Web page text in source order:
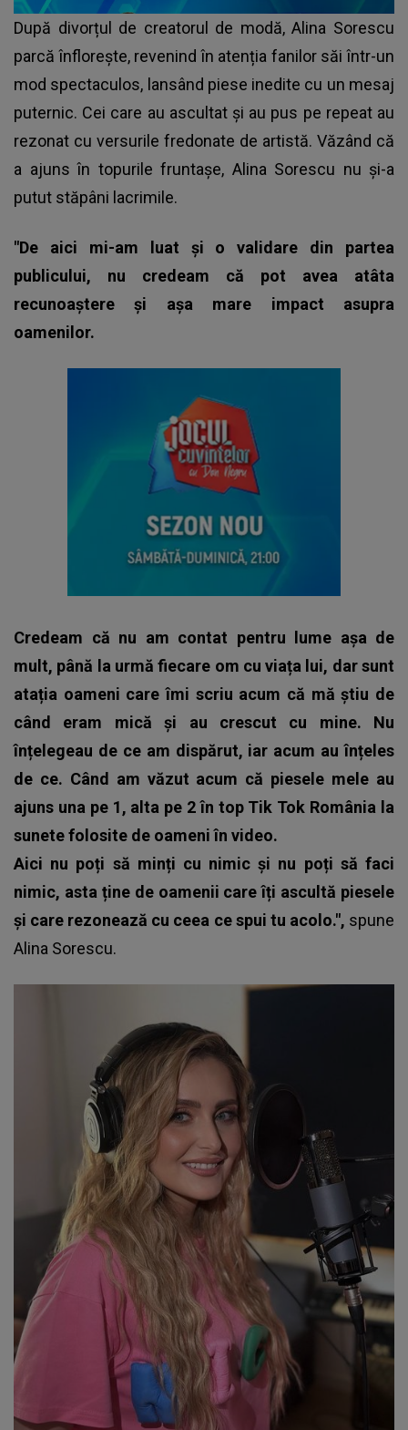
După divorțul de creatorul de modă, Alina Sorescu
parcă înflorește, revenind în atenția fanilor săi într-un
mod spectaculos, lansând piese inedite cu un mesaj
puternic. Cei care au ascultat și au pus pe repeat au
rezonat cu versurile fredonate de artistă. Văzând că
a ajuns în topurile fruntașe, Alina Sorescu nu și-a
putut stăpâni lacrimile.
"De aici mi-am luat și o validare din partea
publicului, nu credeam că pot avea atâta
recunoaștere și așa mare impact asupra
oamenilor.
Credeam că nu am contat pentru lume așa de
mult, până la urmă fiecare om cu viața lui, dar sunt
atația oameni care îmi scriu acum că mă știu de
când eram mică și au crescut cu mine. Nu
înțelegeau de ce am dispărut, iar acum au înțeles
de ce. Când am văzut acum că piesele mele au
ajuns una pe 1, alta pe 2 în top Tik Tok România la
sunete folosite de oameni în video.
Aici nu poți să minți cu nimic și nu poți să faci
nimic, asta ține de oamenii care îți ascultă piesele
și care rezonează cu ceea ce spui tu acolo.", spune
Alina Sorescu.